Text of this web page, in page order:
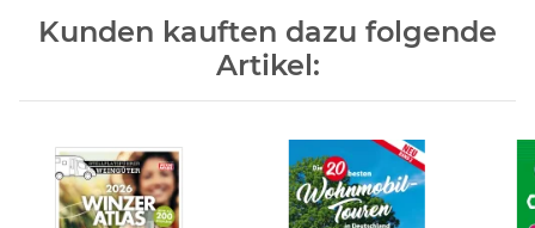
Kunden kauften dazu folgende
Artikel: